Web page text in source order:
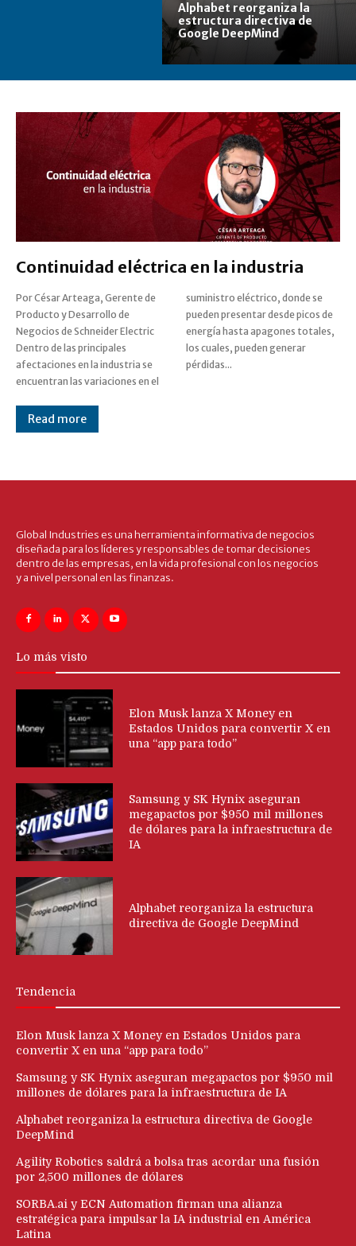
Alphabet reorganiza la
estructura directiva de
Google DeepMind
Continuidad eléctrica en la industria
Por César Arteaga, Gerente de
Producto y Desarrollo de
Negocios de Schneider Electric
Dentro de las principales
afectaciones en la industria se
encuentran las variaciones en el
suministro eléctrico, donde se
pueden presentar desde picos de
energía hasta apagones totales,
los cuales, pueden generar
pérdidas...
Read more
Global Industries es una herramienta informativa de negocios
diseñada para los líderes y responsables de tomar decisiones
dentro de las empresas, en la vida profesional con los negocios
y a nivel personal en las finanzas.
Lo más visto
Elon Musk lanza X Money en
Estados Unidos para convertir X en
una “app para todo”
Samsung y SK Hynix aseguran
megapactos por $950 mil millones
de dólares para la infraestructura de
IA
Alphabet reorganiza la estructura
directiva de Google DeepMind
Tendencia
Elon Musk lanza X Money en Estados Unidos para
convertir X en una “app para todo”
Samsung y SK Hynix aseguran megapactos por $950 mil
millones de dólares para la infraestructura de IA
Alphabet reorganiza la estructura directiva de Google
DeepMind
Agility Robotics saldrá a bolsa tras acordar una fusión
por 2,500 millones de dólares
SORBA.ai y ECN Automation firman una alianza
estratégica para impulsar la IA industrial en América
Latina